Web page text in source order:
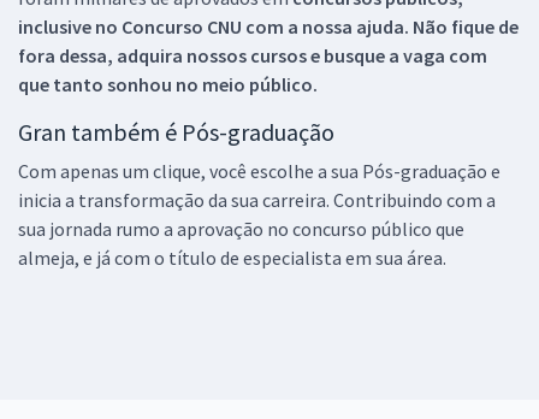
inclusive no Concurso CNU com a nossa ajuda. Não fique de
fora dessa, adquira nossos cursos e busque a vaga com
que tanto sonhou no meio público.
Gran também é Pós-graduação
Com apenas um clique, você escolhe a sua Pós-graduação e
inicia a transformação da sua carreira. Contribuindo com a
sua jornada rumo a aprovação no concurso público que
almeja, e já com o título de especialista em sua área.